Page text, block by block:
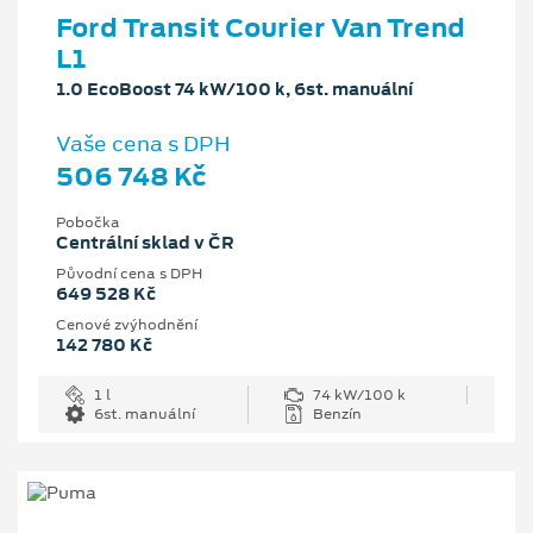
Ford Transit Courier Van Trend
L1
1.0 EcoBoost 74 kW/100 k, 6st. manuální
Vaše cena s DPH
506 748 Kč
Pobočka
Centrální sklad v ČR
Původní cena s DPH
649 528 Kč
Cenové zvýhodnění
142 780 Kč
1 l
74 kW/100 k
6st. manuální
Benzín